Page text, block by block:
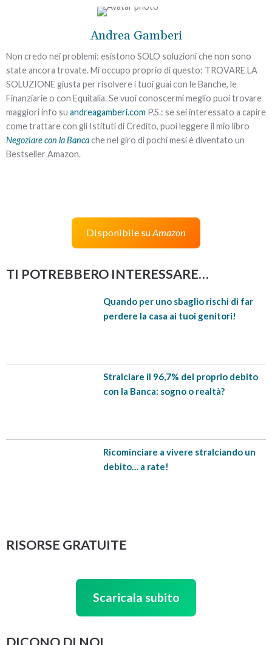
Andrea Gamberi
Non credo nei problemi: esistono SOLO soluzioni che non sono
state ancora trovate. Mi occupo proprio di questo: TROVARE LA
SOLUZIONE giusta per risolvere i tuoi guai con le Banche, le
Finanziarie o con Equitalia. Se vuoi conoscermi meglio puoi trovare
maggiori info su andreagamberi.com P.S.: se sei interessato a capire
come trattare con gli Istituti di Credito, puoi leggere il mio libro
Negoziare con la Bancache nel giro di pochi mesi è diventato un
Bestseller Amazon.
Disponibile suAmazon
TI POTREBBERO INTERESSARE…
Quando per uno sbaglio rischi di far
perdere la casa ai tuoi genitori!
Stralciare il 96,7% del proprio debito
con la Banca: sogno o realtà?
Ricominciare a vivere stralciando un
debito… a rate!
RISORSE GRATUITE
Scaricala subito